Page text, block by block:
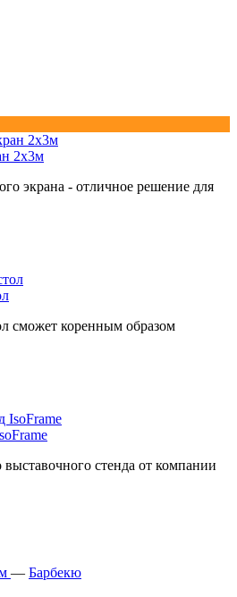
2х3м
экрана - отличное решение для
сможет коренным образом
стенда от компании
— Барбекю